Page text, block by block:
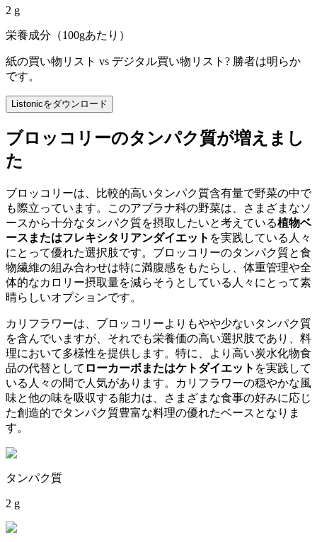
2 g
栄養成分（100gあたり）
紙の買い物リスト vs デジタル買い物リスト? 勝者は明らか
です。
Listonicをダウンロード
ブロッコリーのタンパク質が増えまし
た
ブロッコリーは、比較的高いタンパク質含有量で野菜の中で
も際立っています。このアブラナ科の野菜は、さまざまなソ
ースから十分なタンパク質を摂取したいと考えている植物ベ
ースまたはフレキシタリアンダイエット を実践している人々
にとって優れた選択肢です。ブロッコリーのタンパク質と食
物繊維の組み合わせは特に満腹感をもたらし、体重管理や全
体的なカロリー摂取量を減らそうとしている人々にとって素
晴らしいオプションです。
カリフラワーは、ブロッコリーよりもやや少ないタンパク質
を含んでいますが、それでも栄養価の高い選択肢であり、料
理において多様性を提供します。特に、より高い炭水化物食
品の代替として ローカーボまたはケトダイエット を実践して
いる人々の間で人気があります。カリフラワーの穏やかな風
味と他の味を吸収する能力は、さまざまな食事の好みに応じ
た創造的でタンパク質豊富な料理の優れたベースとなりま
す。
タンパク質
2 g